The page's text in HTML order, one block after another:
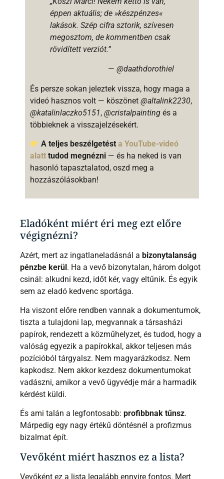
éppen aktuális; de »készpénzes«
lakások. Szép cifra sztorik, szívesen
megosztom, de kommentben csak
rövidített verziót.”
— @daathdorothiel
És persze sokan jeleztek vissza, hogy maga a
videó hasznos volt — köszönet @altalink2230,
@katalinlaczko5151, @cristalpainting és a
többieknek a visszajelzésekért.
A teljes beszélgetésta YouTube-videó
alatt tudod megnézni — és ha neked is van
hasonló tapasztalatod, oszd meg a
hozzászólásokban!
Eladóként miért éri meg ezt előre
végignézni?
Azért, mert az ingatlaneladásnál a bizonytalanság
pénzbe kerül. Ha a vevő bizonytalan, három dolgot
csinál: alkudni kezd, időt kér, vagy eltűnik. És egyik
sem az eladó kedvenc sportága.
Ha viszont előre rendben vannak a dokumentumok,
tiszta a tulajdoni lap, megvannak a társasházi
papírok, rendezett a közműhelyzet, és tudod, hogy a
valóság egyezik a papírokkal, akkor teljesen más
pozícióból tárgyalsz. Nem magyarázkodsz. Nem
kapkodsz. Nem akkor kezdesz dokumentumokat
vadászni, amikor a vevő ügyvédje már a harmadik
kérdést küldi.
És ami talán a legfontosabb: profibbnak tűnsz.
Márpedig egy nagy értékű döntésnél a profizmus
bizalmat épít.
Vevőként miért hasznos ez a lista?
Vevőként ez a lista legalább ennyire fontos. Mert